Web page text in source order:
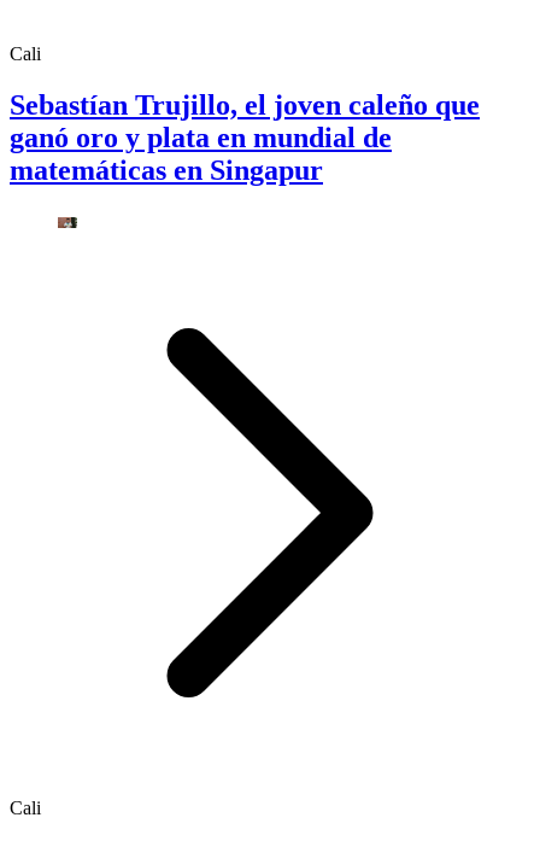
Cali
Sebastían Trujillo, el joven caleño que
ganó oro y plata en mundial de
matemáticas en Singapur
Cali